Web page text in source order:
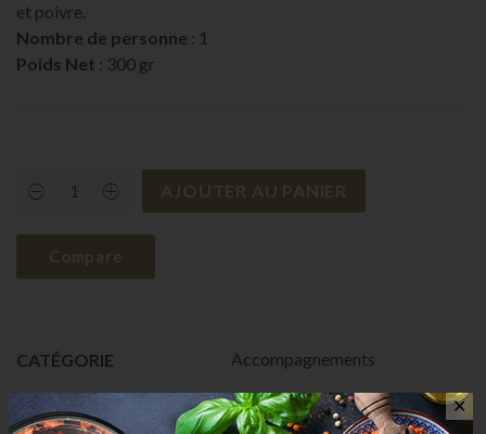
et poivre.
Nombre de personne : 1
Poids Net : 300 gr
Purée
pommes
terre
quantity
AJOUTER AU PANIER
Compare
CATÉGORIE Accompagnements
✕